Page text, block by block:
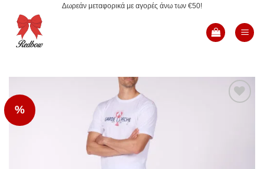
περιεχόμενο
Δωρεάν μεταφορικά με αγορές άνω των €50!
%